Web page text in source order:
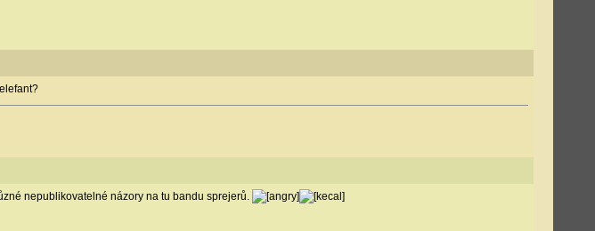
nepublikovatelné názory na tu bandu sprejerů.